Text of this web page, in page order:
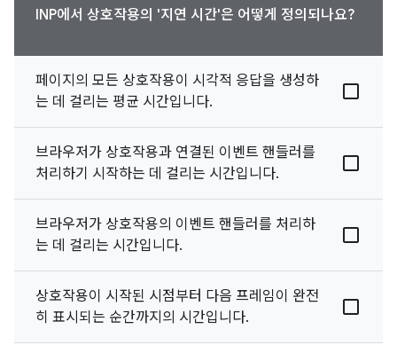
INP에서 상호작용의 '지연 시간'은 어떻게 정의되나요?
페이지의 모든 상호작용이 시각적 응답을 생성하
는 데 걸리는 평균 시간입니다.
브라우저가 상호작용과 연결된 이벤트 핸들러를
처리하기 시작하는 데 걸리는 시간입니다.
브라우저가 상호작용의 이벤트 핸들러를 처리하
는 데 걸리는 시간입니다.
상호작용이 시작된 시점부터 다음 프레임이 완전
히 표시되는 순간까지의 시간입니다.